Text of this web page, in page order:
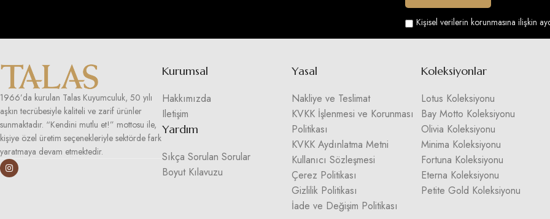
Kişisel verilerin korunmasına ilişkin
1966’da kurulan Talas Kuyumculuk, 50 yılı
aşkın tecrübesiyle kaliteli ve zarif ürünler
sunmaktadır. “Kendini mutlu et!” mottosu ile,
kişiye özel üretim seçenekleriyle sektörde fark
yaratmaya devam etmektedir.
Kurumsal
Hakkımızda
Iletişim
Yardım
Sıkça Sorulan Sorular
Boyut Kılavuzu
Yasal
Nakliye ve Teslimat
KVKK İşlenmesi ve Korunması
Politikası
KVKK Aydınlatma Metni
Kullanıcı Sözleşmesi
Çerez Politikası
Gizlilik Politikası
İade ve Değişim Politikası
Koleksiyonlar
Lotus Koleksiyonu
Bay Motto Koleksiyonu
Olivia Koleksiyonu
Minima Koleksiyonu
Fortuna Koleksiyonu
Eterna Koleksiyonu
Petite Gold Koleksiyonu